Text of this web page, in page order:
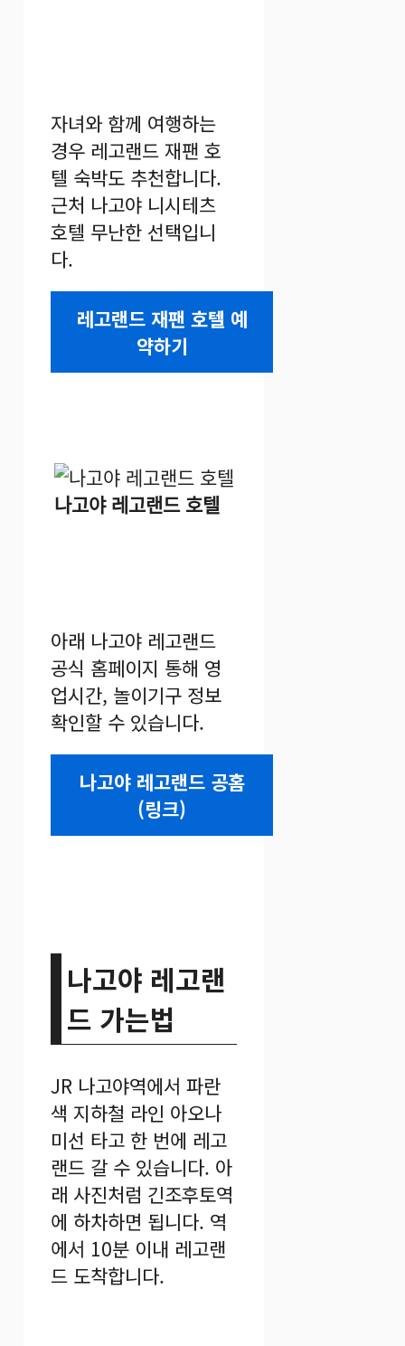
자녀와 함께 여행하는
경우 레고랜드 재팬 호
텔 숙박도 추천합니다.
근처 나고야 니시테츠
호텔 무난한 선택입니
다.
레고랜드 재팬 호텔 예
약하기
나고야 레고랜드 호텔
아래 나고야 레고랜드
공식 홈페이지 통해 영
업시간, 놀이기구 정보
확인할 수 있습니다.
나고야 레고랜드 공홈
(링크)
나고야 레고랜
드 가는법
JR 나고야역에서 파란
색 지하철 라인 아오나
미선 타고 한 번에 레고
랜드 갈 수 있습니다. 아
래 사진처럼 긴조후토역
에 하차하면 됩니다. 역
에서 10분 이내 레고랜
드 도착합니다.